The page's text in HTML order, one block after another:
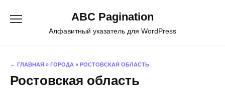
ABC Pagination
Алфавитный указатель для WordPress
← ГЛАВНАЯ » ГОРОДА » РОСТОВСКАЯ ОБЛАСТЬ
Ростовская область